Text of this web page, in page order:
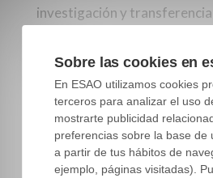
investigación y
tratamientos foliares y
por decisiones de última
tener conocimientos claros
necesidades reales de la
momento, en cada año, del
los distintos fertilizantes en
Sobre las cookies en
En ESAO utilizamos cookies
terceros para analizar el uso
mostrarte publicidad
preferencias sobre la base de
a partir de tus hábitos de
ejemplo, páginas visitadas).